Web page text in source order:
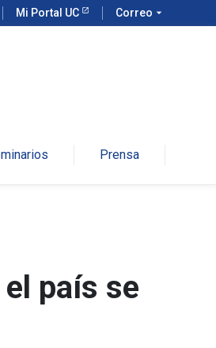
Mi Portal UC Correo arrow_drop_down
Prensa
país se